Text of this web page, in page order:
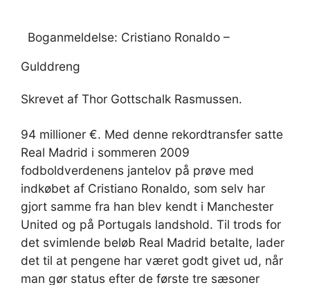
Boganmeldelse: Cristiano Ronaldo –
Gulddreng
Skrevet af Thor Gottschalk Rasmussen.
94 millioner €. Med denne rekordtransfer satte
Real Madrid i sommeren 2009
fodboldverdenens jantelov på prøve med
indkøbet af Cristiano Ronaldo, som selv har
gjort samme fra han blev kendt i Manchester
United og på Portugals landshold. Til trods for
det svimlende beløb Real Madrid betalte, lader
det til at pengene har været godt givet ud, når
man gør status efter de første tre sæsoner